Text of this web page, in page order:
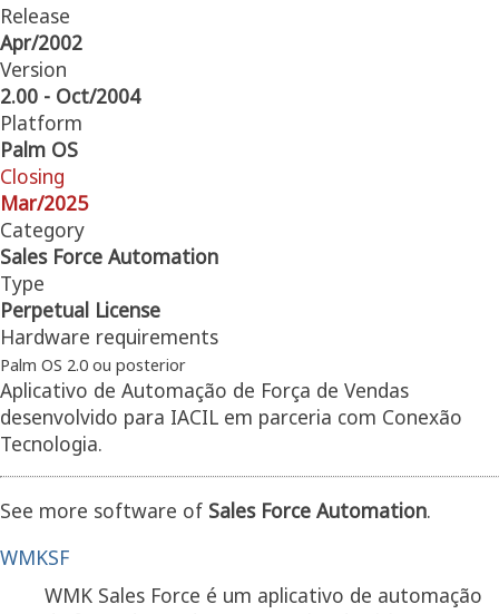
Release
Apr/2002
Version
2.00 - Oct/2004
Platform
Palm OS
Closing
Mar/2025
Category
Sales Force Automation
Type
Perpetual License
Hardware requirements
Palm OS 2.0 ou posterior
Aplicativo de Automação de Força de Vendas
desenvolvido para IACIL em parceria com Conexão
Tecnologia.
See more software of Sales Force Automation.
WMKSF
WMK Sales Force é um aplicativo de automação